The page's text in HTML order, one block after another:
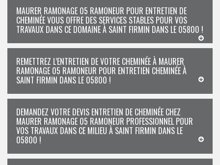
MAURER RAMONAGE 05 RAMONEUR POUR ENTRETIEN DE
CHEMINÉE VOUS OFFRE DES SERVICES STABLES POUR VOS
TRAVAUX DANS CE DOMAINE À SAINT FIRMIN DANS LE 05800 !
REMETTREZ L’ENTRETIEN DE VOTRE CHEMINÉE À MAURER
RAMONAGE 05 RAMONEUR POUR ENTRETIEN CHEMINÉE À
SAINT FIRMIN DANS LE 05800 !
DEMANDEZ VOTRE DEVIS ENTRETIEN DE CHEMINÉE CHEZ
MAURER RAMONAGE 05 RAMONEUR PROFESSIONNEL POUR
VOS TRAVAUX DANS CE MILIEU À SAINT FIRMIN DANS LE
05800 !